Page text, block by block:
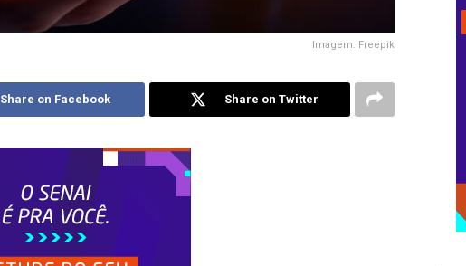
Imagem: Freepik
Share on Facebook Share on Twitter